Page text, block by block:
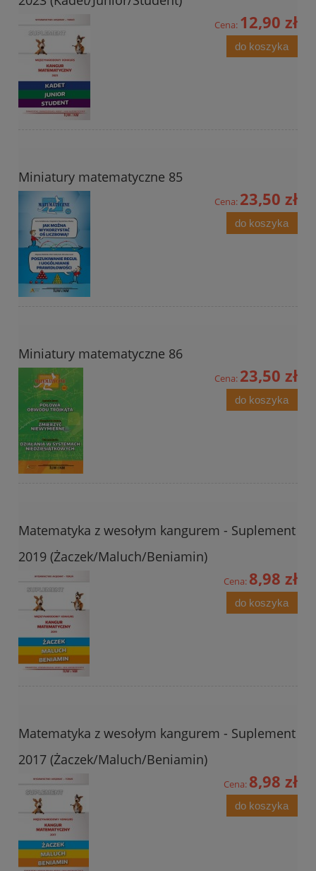
Cena: 12,90 zł
do koszyka
Miniatury matematyczne 85
Cena: 23,50 zł
do koszyka
Miniatury matematyczne 86
Cena: 23,50 zł
do koszyka
Matematyka z wesołym kangurem - Suplement
2019 (Żaczek/Maluch/Beniamin)
Cena: 8,98 zł
do koszyka
Matematyka z wesołym kangurem - Suplement
2017 (Żaczek/Maluch/Beniamin)
Cena: 8,98 zł
do koszyka